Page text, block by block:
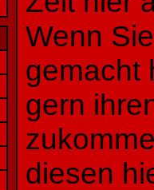
Wenn
gemacht
gern
diesen